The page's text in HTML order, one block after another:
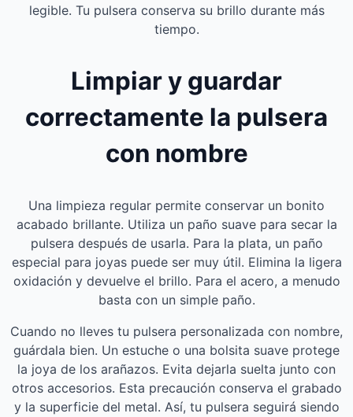
legible. Tu pulsera conserva su brillo durante más
tiempo.
Limpiar y guardar
correctamente la pulsera
con nombre
Una limpieza regular permite conservar un bonito
acabado brillante. Utiliza un paño suave para secar la
pulsera después de usarla. Para la plata, un paño
especial para joyas puede ser muy útil. Elimina la ligera
oxidación y devuelve el brillo. Para el acero, a menudo
basta con un simple paño.
Cuando no lleves tu pulsera personalizada con nombre,
guárdala bien. Un estuche o una bolsita suave protege
la joya de los arañazos. Evita dejarla suelta junto con
otros accesorios. Esta precaución conserva el grabado
y la superficie del metal. Así, tu pulsera seguirá siendo